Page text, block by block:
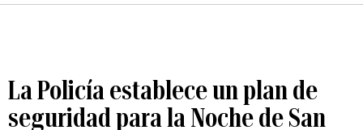
La Policía establece un plan de
seguridad para la Noche de San